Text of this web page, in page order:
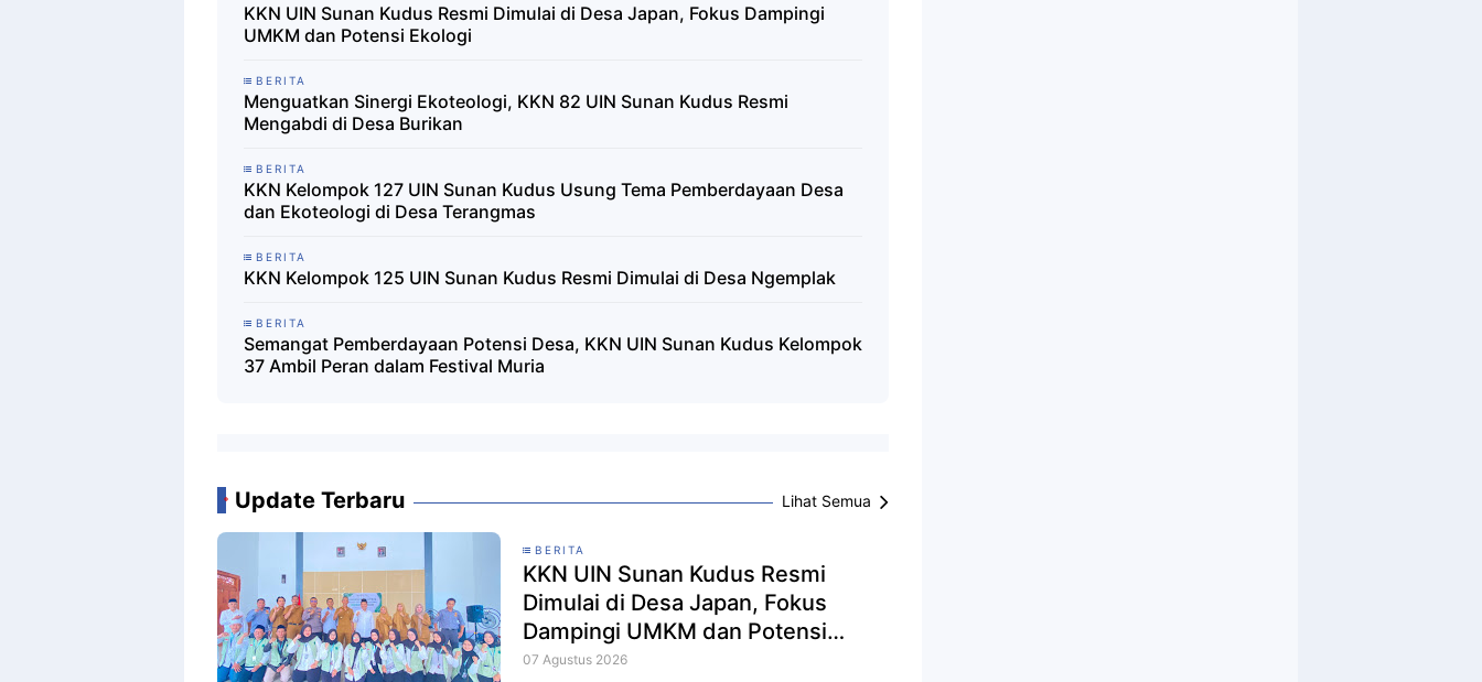
KKN UIN Sunan Kudus Resmi Dimulai di Desa Japan, Fokus Dampingi
UMKM dan Potensi Ekologi
BERITA
Menguatkan Sinergi Ekoteologi, KKN 82 UIN Sunan Kudus Resmi
Mengabdi di Desa Burikan
BERITA
KKN Kelompok 127 UIN Sunan Kudus Usung Tema Pemberdayaan Desa
dan Ekoteologi di Desa Terangmas
BERITA
KKN Kelompok 125 UIN Sunan Kudus Resmi Dimulai di Desa Ngemplak
BERITA
Semangat Pemberdayaan Potensi Desa, KKN UIN Sunan Kudus Kelompok
37 Ambil Peran dalam Festival Muria
Update Terbaru Lihat Semua
BERITA
KKN UIN Sunan Kudus Resmi
Dimulai di Desa Japan, Fokus
Dampingi UMKM dan Potensi
Ekologi
07 Agustus 2026